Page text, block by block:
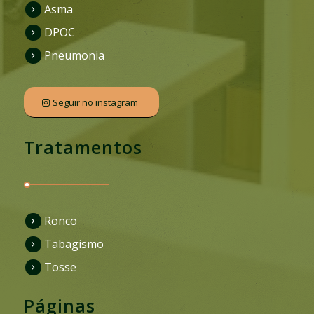
Asma
DPOC
Pneumonia
Seguir no instagram
Tratamentos
Ronco
Tabagismo
Tosse
Páginas